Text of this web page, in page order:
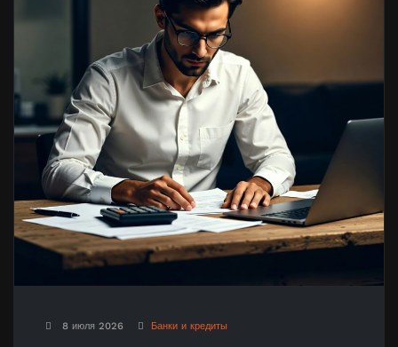
8 июля 2026 Банки и кредиты